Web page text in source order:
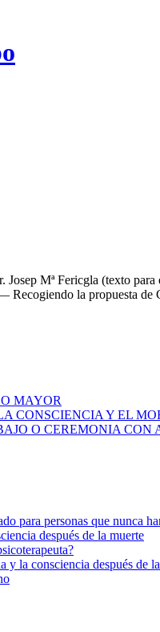
Mª Fericgla (texto para
la propuesta de
MAYOR
CONSCIENCIA Y EL
O CEREMONIA CON
para personas que nunca
después de la muerte
y la consciencia después de